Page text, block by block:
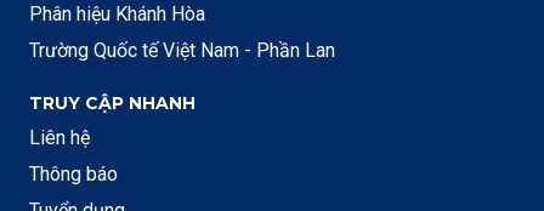
Phân hiệu Khánh Hòa
Trường Quốc tế Việt Nam - Phần Lan
TRUY CẬP NHANH
Liên hệ
Thông báo